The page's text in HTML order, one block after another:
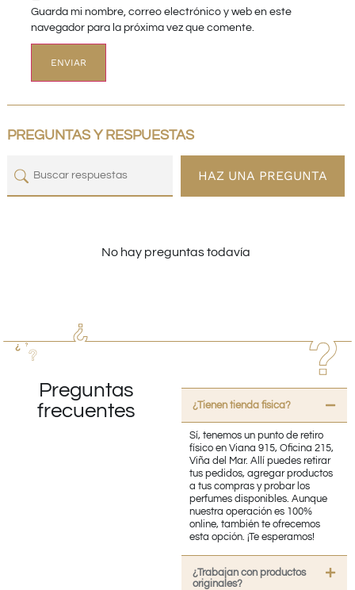
Guarda mi nombre, correo electrónico y web en este
navegador para la próxima vez que comente.
PREGUNTAS Y RESPUESTAS
HAZ UNA PREGUNTA
No hay preguntas todavía
Preguntas
frecuentes
¿Tienen tienda fisica?
Sí, tenemos un punto de retiro
físico en Viana 915, Oficina 215,
Viña del Mar. Allí puedes retirar
tus pedidos, agregar productos
a tus compras y probar los
perfumes disponibles. Aunque
nuestra operación es 100%
online, también te ofrecemos
esta opción. ¡Te esperamos!
¿Trabajan con productos
originales?